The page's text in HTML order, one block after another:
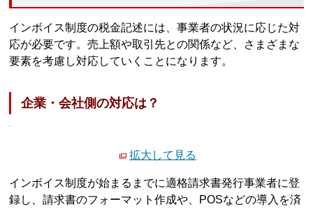
インボイス制度の税金記述には、事業者の状況に応じた対
応が必要です。売上額や取引先との関係など、さまざまな
要素を考慮し対応していくことになります。
企業・会社側の対応は？
拡大して見る
インボイス制度が始まるまでに適格請求書発行事業者に登
録し、請求書のフォーマット作成や、POSなどの導入を済